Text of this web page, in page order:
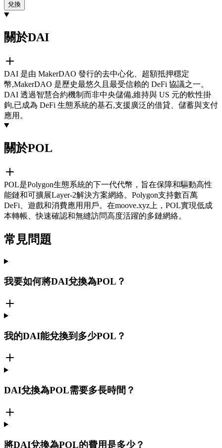
兌換
關於DAI
DAI 是由 MakerDAO 發行的去中心化、超額抵押穩定
幣,MakerDAO 是歷史最悠久且最受信賴的 DeFi 協議之一。
DAI 透過智慧合約機制而非中央儲備,維持與 US 元的軟性掛
鉤,已成為 DeFi 生態系統的基石,支援廣泛的借貸、儲蓄與支付
應用。
關於POL
POL是Polygon生態系統的下一代代幣，旨在保障和驅動高性
能鏈和可擴展Layer-2解決方案網絡。Polygon支持數百萬
DeFi、遊戲和消費應用用戶。在moove.xyz上，POL實現低成
本轉帳、快速確認和無縫訪問高度活躍的多鏈網絡。
常見問題
我要如何將DAI兌換為POL？
我的DAI能兌換到多少POL？
DAI兌換為POL需要多長時間？
將DAI兌換為POL的費用是多少？